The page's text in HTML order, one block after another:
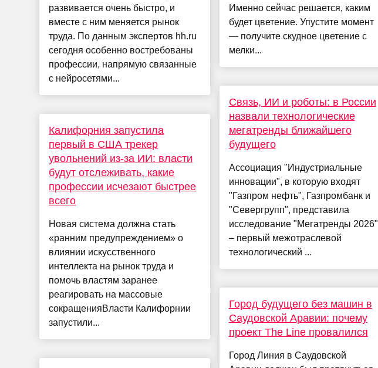
развивается очень быстро, и
вместе с ним меняется рынок
труда. По данным экспертов hh.ru
сегодня особенно востребованы
профессии, напрямую связанные
с нейросетями...
Калифорния запустила
первый в США трекер
увольнений из-за ИИ: власти
будут отслеживать, какие
профессии исчезают быстрее
всего
Новая система должна стать
«ранним предупреждением» о
влиянии искусственного
интеллекта на рынок труда и
помочь властям заранее
реагировать на массовые
сокращенияВласти Калифорнии
запустили...
Именно сейчас решается, каким
будет цветение. Упустите момент
— получите скудное цветение с
мелки...
Связь, ИИ и роботы: в России
назвали технологические
мегатренды ближайшего
будущего
Ассоциация "Индустриальные
инновации", в которую входят
"Газпром нефть", Газпромбанк и
"Севергрупп", представила
исследование "Мегатренды 2026"
– первый межотраслевой
технологический ...
Город будущего без машин в
Саудовской Аравии: почему
проект The Line провалился
Город Линия в Саудовской